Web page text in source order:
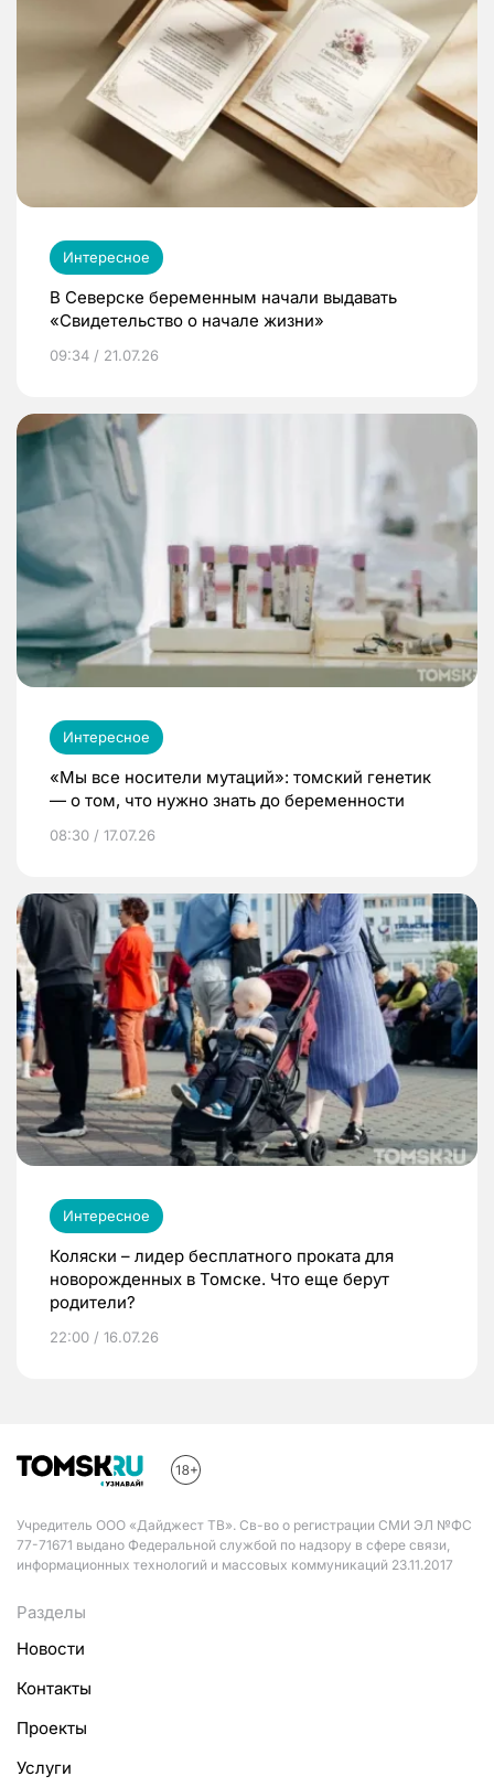
Интересное
В Северске беременным начали выдавать
«Свидетельство о начале жизни»
09:34 / 21.07.26
Интересное
«Мы все носители мутаций»: томский генетик
— о том, что нужно знать до беременности
08:30 / 17.07.26
Интересное
Коляски – лидер бесплатного проката для
новорожденных в Томске. Что еще берут
родители?
22:00 / 16.07.26
Учредитель ООО «Дайджест ТВ». Св-во о регистрации СМИ ЭЛ №ФС
77-71671 выдано Федеральной службой по надзору в сфере связи,
информационных технологий и массовых коммуникаций 23.11.2017
Разделы
Новости
Контакты
Проекты
Услуги